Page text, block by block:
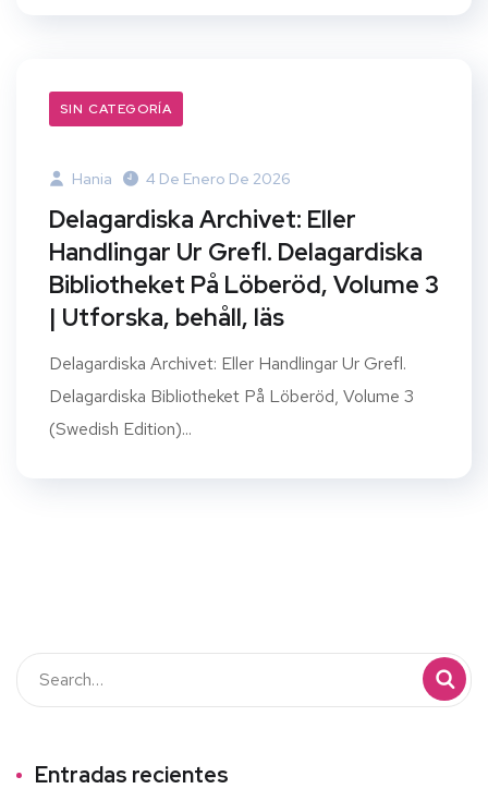
SIN CATEGORÍA
Hania 4 De Enero De 2026
Delagardiska Archivet: Eller
Handlingar Ur Grefl. Delagardiska
Bibliotheket På Löberöd, Volume 3
| Utforska, behåll, läs
Delagardiska Archivet: Eller Handlingar Ur Grefl.
Delagardiska Bibliotheket På Löberöd, Volume 3
(Swedish Edition)...
Entradas recientes